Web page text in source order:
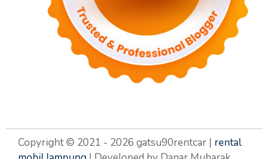
Copyright © 2021 - 2026 gatsu90rentcar | rental